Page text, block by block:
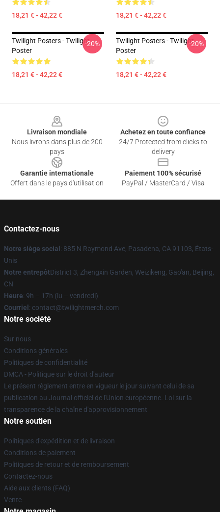
18,21 € - 42,22 € 18,21 € - 42,22 €
Twilight Posters - Twilight
Poster
18,21 € - 42,22 €
-20%
Twilight Posters - Twilight
Poster
18,21 € - 42,22 €
-20%
Livraison mondiale
Nous livrons dans plus de 200
pays
Achetez en toute confiance
24/7 Protected from clicks to
delivery
Garantie internationale
Offert dans le pays d'utilisation
Paiement 100% sécurisé
PayPal / MasterCard / Visa
Contactez-nous
Notre siège social : 885 N Raymond Ave, Pasadena, CA 91103, États-
Unis
Notre entrepôtDistrict 3, Zhengxin Garden, Weizikeng, Gao'an, Beijing,
CN
Heure: 9h – 17h (lu – vendredi)
Courriel : contact@twilightmerch.com
Notre société
Sur nous
Conditions générales
Politiques de confidentialité
DMCA - Politique sur le droit d'auteur
Le présent règlement entre en vigueur le jour suivant celui de sa
publication au Journal officiel de l'Union européenne. Loi sur la
transparence de la chaîne d'approvisionnement
Notre soutien
Politiques d'expédition et de livraison
Conditions de paiement
Politiques de retour et de remboursement
Contactez-nous
Aide aux clients (FAQ)
Vente